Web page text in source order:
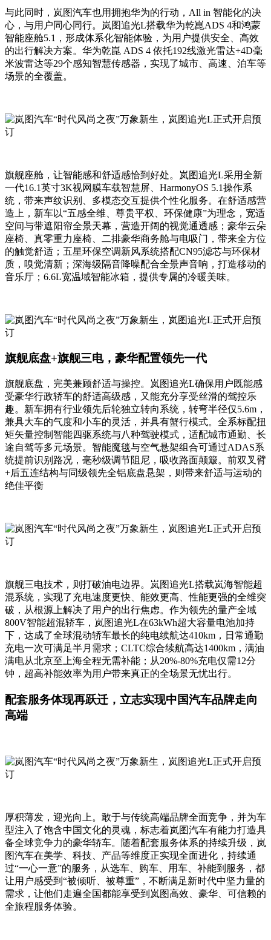
与此同时，岚图汽车也用拥抱华为的行动，All in 智能化的决
心，与用户同心同行。岚图追光L搭载华为乾崑ADS 4和鸿蒙
智能座舱5.1，形成体系化智能体验，为用户提供安全、高效
的出行解决方案。华为乾崑 ADS 4 依托192线激光雷达+4D毫
米波雷达等29个感知智慧传感器，实现了城市、高速、泊车等
场景的全覆盖。
旗舰座舱，让智能感和舒适感恰到好处。岚图追光L采用全新
一代16.1英寸3K视网膜车载智慧屏、HarmonyOS 5.1操作系
统，带来声纹识别、多模态交互提供个性化服务。在舒适感营
造上，新车以“五感全维、尊贵平权、环保健康”为理念，宽适
空间与带遮阳帘全景天幕，营造开阔的视觉通透感；豪华云朵
座椅、真零重力座椅、二排豪华商务舱与电吸门，带来全方位
的触觉舒适；五星环保空调新风系统搭配CN95滤芯与环保材
质，嗅觉清新；深海级隔音降噪配合全景声音响，打造移动的
音乐厅；6.6L宽温域智能冰箱，提供专属的冷暖美味。
旗舰底盘+旗舰三电，豪华配置领先一代
旗舰底盘，完美兼顾舒适与操控。岚图追光L确保用户既能感
受豪华行政轿车的舒适高级感，又能充分享受丝滑的驾控乐
趣。新车拥有行业领先后轮独立转向系统，转弯半径仅5.6m，
兼具大车的气度和小车的灵活，并具有蟹行模式。全系标配扭
矩矢量控制智能四驱系统与八种驾驶模式，适配城市通勤、长
途自驾等多元场景。智能魔毯与空气悬架组合可通过ADAS系
统提前识别路况，毫秒级调节阻尼，吸收路面颠簸。前双叉臂
+后五连结构与同级领先全铝底盘悬架，则带来舒适与运动的
绝佳平衡
旗舰三电技术，则打破油电边界。岚图追光L搭载岚海智能超
混系统，实现了充电速度更快、能效更高、性能更强的全维突
破，从根源上解决了用户的出行焦虑。作为领先的量产全域
800V智能超混轿车，岚图追光L在63kWh超大容量电池加持
下，达成了全球混动轿车最长的纯电续航达410km，日常通勤
充电一次可满足半月需求；CLTC综合续航高达1400km，满油
满电从北京至上海全程无需补能；从20%-80%充电仅需12分
钟，超高补能效率为用户带来真正的全场景无忧出行。
配套服务体现再跃迁，立志实现中国汽车品牌走向
高端
厚积薄发，迎光向上。敢于与传统高端品牌全面竞争，并为车
型注入了饱含中国文化的灵魂，标志着岚图汽车有能力打造具
备全球竞争力的豪华轿车。随着配套服务体系的持续升级，岚
图汽车在美学、科技、产品等维度正实现全面进化，持续通
过“一心一意”的服务，从选车、购车、用车、补能到服务，都
让用户感受到“被倾听、被尊重”，不断满足新时代中坚力量的
需求，让他们走遍全国都能享受到岚图高效、豪华、可信赖的
全旅程服务体验。